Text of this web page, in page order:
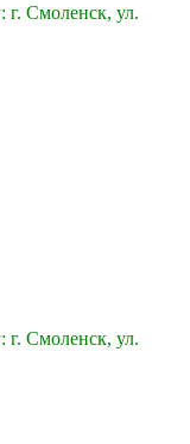
г. Смоленск, ул.
г. Смоленск, ул.